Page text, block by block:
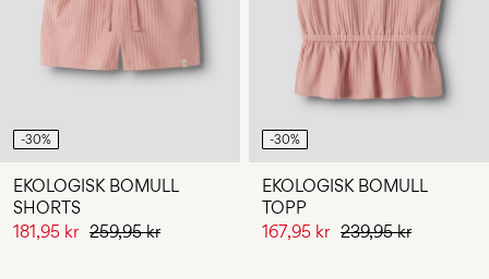
-30%
EKOLOGISK BOMULL
SHORTS
181,95 kr 259,95 kr
-30%
EKOLOGISK BOMULL
TOPP
167,95 kr 239,95 kr